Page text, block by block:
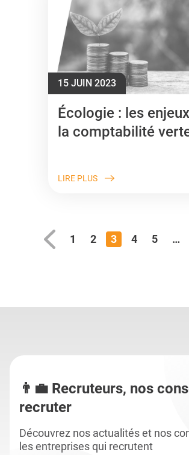
15 JUIN 2023
Écologie : les
la comptabilité
LIRE PLUS
1 2 3 4 5 …
👨‍💼 Recruteurs, nos
recruter
Découvrez nos actualités et nos
les entreprises qui recrutent